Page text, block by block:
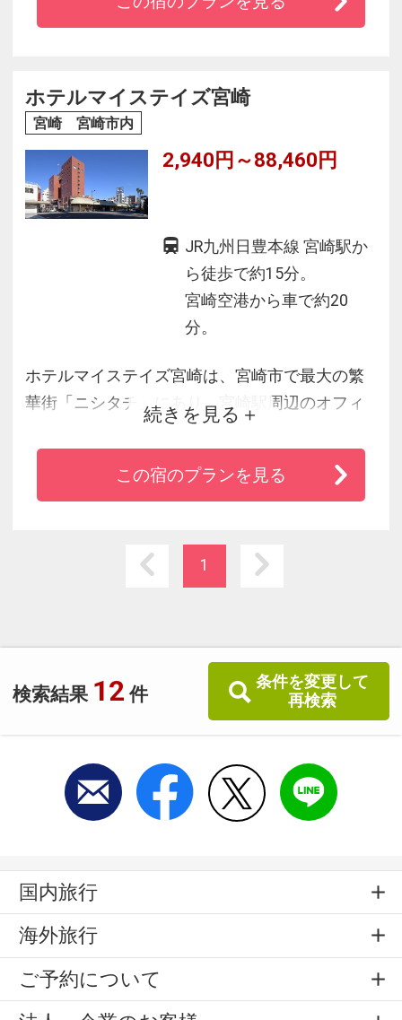
検索結果 12 件
条件を変更して
再検索
客室は、全室50型テレビ設置、ベッド下収納完
ホテルマイステイズ宮崎
宮崎 宮崎市内
2,940円～88,460円
JR九州日豊本線 宮崎駅か
ら徒歩で約15分。
宮崎空港から車で約20
分。
ホテルマイステイズ宮崎は、宮崎市で最大の繁
華街「ニシタチ」にあり、宮崎駅周辺のオフィ
ス街や官公庁エリアへも徒歩圏内。旅の起点と
して観光にもビジネスにも便利です。
続きを見る
この宿のプランを見る
1
国内旅行
海外旅行
ご予約について